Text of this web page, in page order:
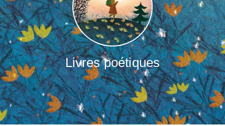
Livres poétiques